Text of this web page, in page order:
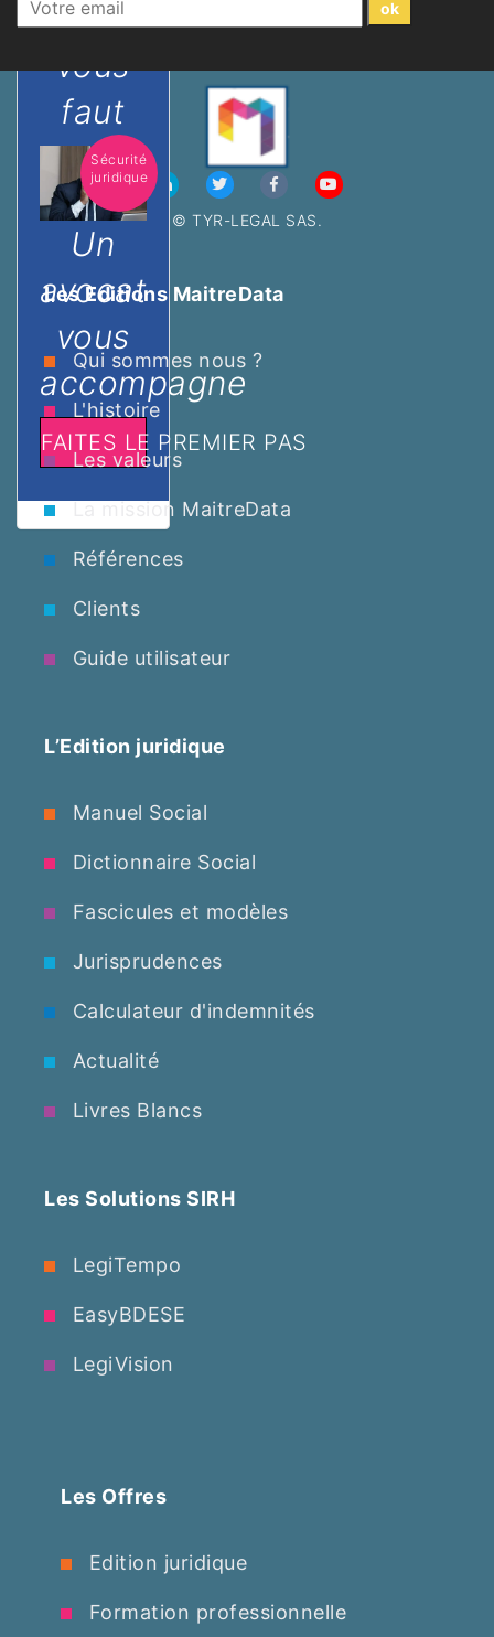
qu'il
vous
faut
Sécurité
juridique
Un
avocat
vous
accompagne
FAITES LE PREMIER PAS
© TYR-LEGAL SAS.
Les Editions MaitreData
Qui sommes nous ?
L'histoire
Les valeurs
La mission MaitreData
Références
Clients
Guide utilisateur
L’Edition juridique
Manuel Social
Dictionnaire Social
Fascicules et modèles
Jurisprudences
Calculateur d'indemnités
Actualité
Livres Blancs
Les Solutions SIRH
LegiTempo
EasyBDESE
LegiVision
Les Offres
Edition juridique
Formation professionnelle